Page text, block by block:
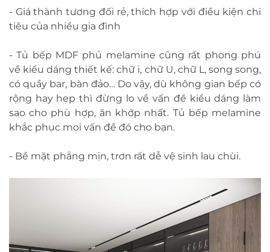
- Giá thành tương đối rẻ, thích hợp với điều kiện chi
tiêu của nhiều gia đình
- Tủ bếp MDF phủ melamine cũng rất phong phú
về kiểu dáng thiết kế: chữ i, chữ U, chữ L, song song,
có quầy bar, bàn đảo… Do vậy, dù không gian bếp có
rộng hay hẹp thì đừng lo về vấn đề kiểu dáng làm
sao cho phù hợp, ăn khớp nhất. Tủ bếp melamine
khắc phục mọi vấn đề đó cho bạn.
- Bề mặt phẳng mịn, trơn rất dễ vệ sinh lau chùi.